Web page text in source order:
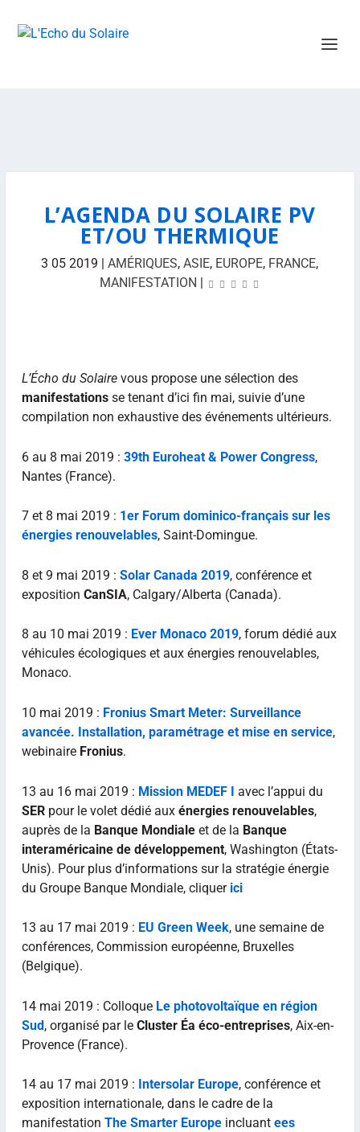
L’AGENDA DU SOLAIRE PV
ET/OU THERMIQUE
3 05 2019 |AMÉRIQUES,ASIE, EUROPE, FRANCE,
MANIFESTATION |
L’Écho du Solairevous propose une sélection des
manifestationsse tenant d’ici fin mai, suivie d’une
compilation non exhaustive des événements ultérieurs.
6 au 8 mai 2019 : 39th Euroheat & Power Congress,
Nantes (France).
7 et 8 mai 2019 : 1er Forum dominico-français sur les
énergies renouvelables, Saint-Domingue.
8 et 9 mai 2019 : Solar Canada 2019, conférence et
exposition CanSIA, Calgary/Alberta (Canada).
8 au 10 mai 2019 : Ever Monaco 2019, forum dédié aux
véhicules écologiques et aux énergies renouvelables,
Monaco.
10 mai 2019 : Fronius Smart Meter: Surveillance
avancée. Installation, paramétrage et mise en service,
webinaire Fronius.
13 au 16 mai 2019 : Mission MEDEF I avec l’appui du
SERpour le volet dédié aux énergies renouvelables,
auprès de la Banque Mondialeet de la Banque
interaméricaine de développement, Washington (États-
Unis). Pour plus d’informations sur la stratégie énergie
du Groupe Banque Mondiale, cliquer ici
13 au 17 mai 2019 : EU Green Week, une semaine de
conférences, Commission européenne, Bruxelles
(Belgique).
14 mai 2019 : Colloque Le photovoltaïque en région
Sud, organisé par le Cluster Éa éco-entreprises, Aix-en-
Provence (France).
14 au 17 mai 2019 : Intersolar Europe, conférence et
exposition internationale, dans le cadre de la
manifestation The Smarter Europeincluant ees